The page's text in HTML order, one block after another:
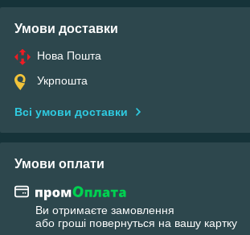
Умови доставки
Нова Пошта
Укрпошта
Всі умови доставки
Умови оплати
Ви отримаєте замовлення
або гроші повернуться на вашу картку